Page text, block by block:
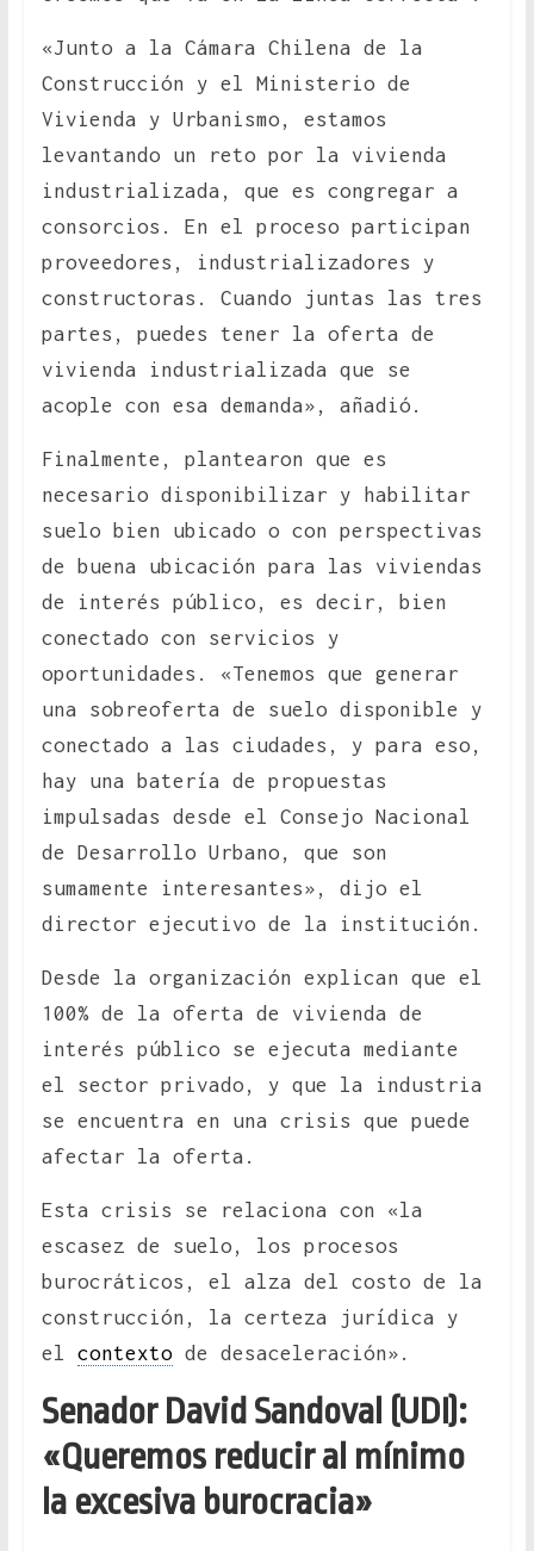
«Junto a la Cámara Chilena de la
Construcción y el Ministerio de
Vivienda y Urbanismo, estamos
levantando un reto por la vivienda
industrializada, que es congregar a
consorcios. En el proceso participan
proveedores, industrializadores y
constructoras. Cuando juntas las tres
partes, puedes tener la oferta de
vivienda industrializada que se
acople con esa demanda», añadió.
Finalmente, plantearon que es
necesario disponibilizar y habilitar
suelo bien ubicado o con perspectivas
de buena ubicación para las viviendas
de interés público, es decir, bien
conectado con servicios y
oportunidades. «Tenemos que generar
una sobreoferta de suelo disponible y
conectado a las ciudades, y para eso,
hay una batería de propuestas
impulsadas desde el Consejo Nacional
de Desarrollo Urbano, que son
sumamente interesantes», dijo el
director ejecutivo de la institución.
Desde la organización explican que el
100% de la oferta de vivienda de
interés público se ejecuta mediante
el sector privado, y que la industria
se encuentra en una crisis que puede
afectar la oferta.
Esta crisis se relaciona con «la
escasez de suelo, los procesos
burocráticos, el alza del costo de la
construcción, la certeza jurídica y
el contextode desaceleración».
Senador David Sandoval (UDI):
«Queremos reducir al mínimo
la excesiva burocracia»